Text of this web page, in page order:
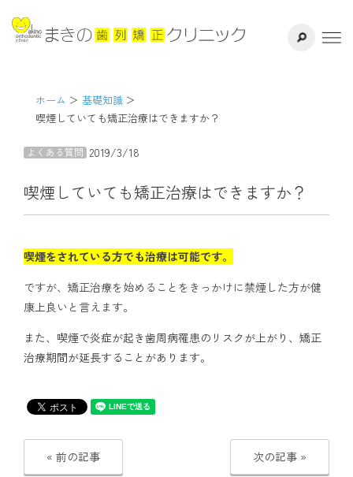
千葉県八千
医院紹介
ドクター紹介
矯正治療方法
よくある質問
サイト内検索
ホーム
基礎知識
喫煙していても矯正治療はできますか？
よくある質問 2019/3/18
喫煙していても矯正治療はできますか？
喫煙をされている方でも治療は可能です。
ですが、矯正治療を始めることをきっかけに禁煙した方が健
康上良いと言えます。
また、喫煙で炎症が起き歯周病罹患のリスクが上がり、矯正
治療期間が延長することがあります。
« 前の記事 次の記事 »